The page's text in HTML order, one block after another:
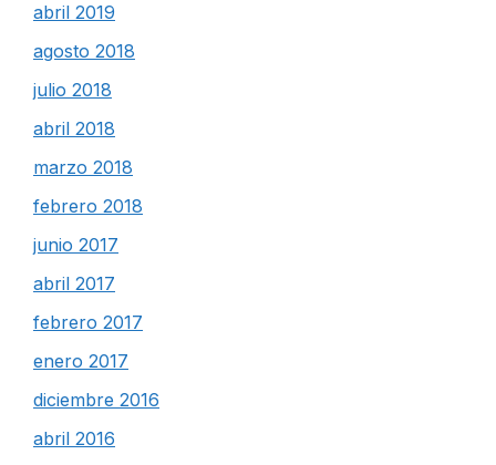
abril 2019
agosto 2018
julio 2018
abril 2018
marzo 2018
febrero 2018
junio 2017
abril 2017
febrero 2017
enero 2017
diciembre 2016
abril 2016